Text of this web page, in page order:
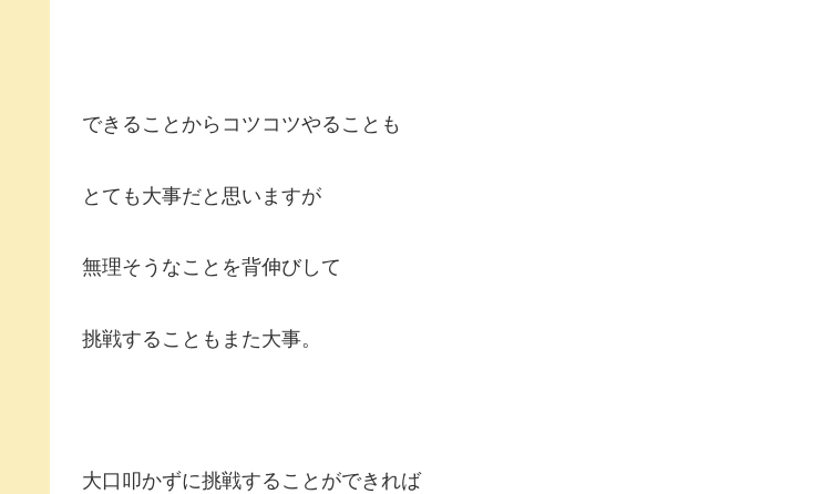
できることからコツコツやることも
とても大事だと思いますが
無理そうなことを背伸びして
挑戦することもまた大事。
大口叩かずに挑戦することができれば